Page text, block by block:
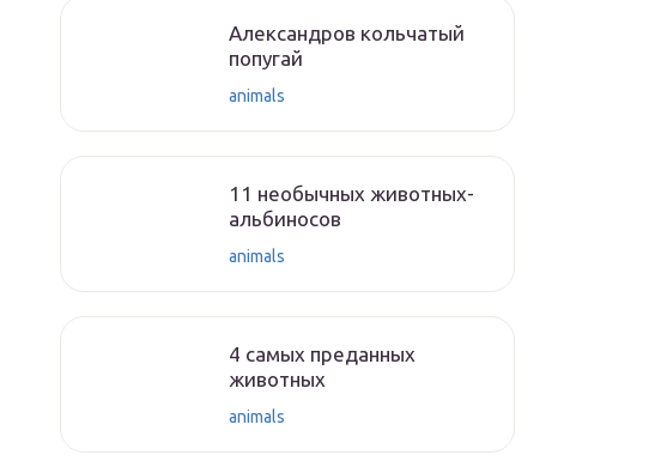
Александров кольчатый
попугай
animals
11 необычных животных-
альбиносов
animals
4 самых преданных
животных
animals